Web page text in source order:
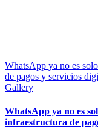
WhatsApp ya no es
de pagos y servicios
Gallery
WhatsApp ya no es
infraestructura de